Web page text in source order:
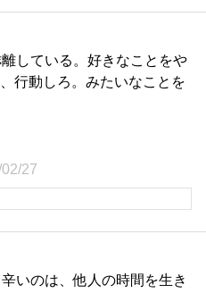
している。好きなことをや
行動しろ。みたいなことを
27
いのは、他人の時間を生き